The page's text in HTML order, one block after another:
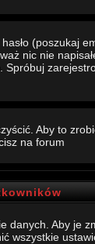
(poszukaj
nic nie
Aby to
na forum
danych. Aby je
wszystkie